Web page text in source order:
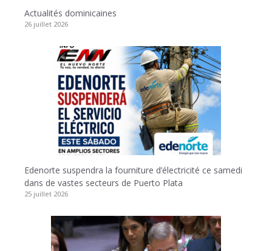
Actualités dominicaines
26 juillet 2026
Edenorte suspendra la fourniture d’électricité ce samedi
dans de vastes secteurs de Puerto Plata
25 juillet 2026